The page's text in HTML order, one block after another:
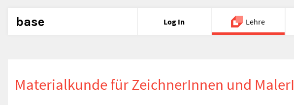
base Log In Lehre
Materialkunde für ZeichnerInnen und